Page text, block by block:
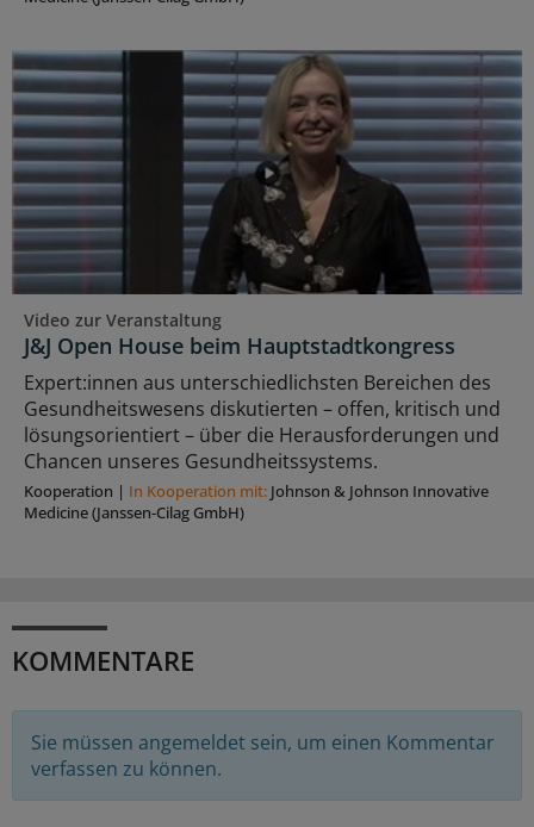
Video zur Veranstaltung
J&J Open House beim Hauptstadtkongress
Expert:innen aus unterschiedlichsten Bereichen des
Gesundheitswesens diskutierten – offen, kritisch und
lösungsorientiert – über die Herausforderungen und
Chancen unseres Gesundheitssystems.
Kooperation | In Kooperation mit: Johnson & Johnson Innovative
Medicine (Janssen-Cilag GmbH)
KOMMENTARE
Sie müssen angemeldet sein, um einen Kommentar
verfassen zu können.